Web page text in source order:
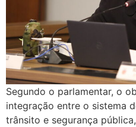
Segundo o parlamentar, o
integração entre o sistema
trânsito e segurança